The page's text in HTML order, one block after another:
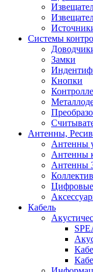
Системы
Замки
Кнопки
Антенны,
Антенны
Антенны
Антенны
Кабель